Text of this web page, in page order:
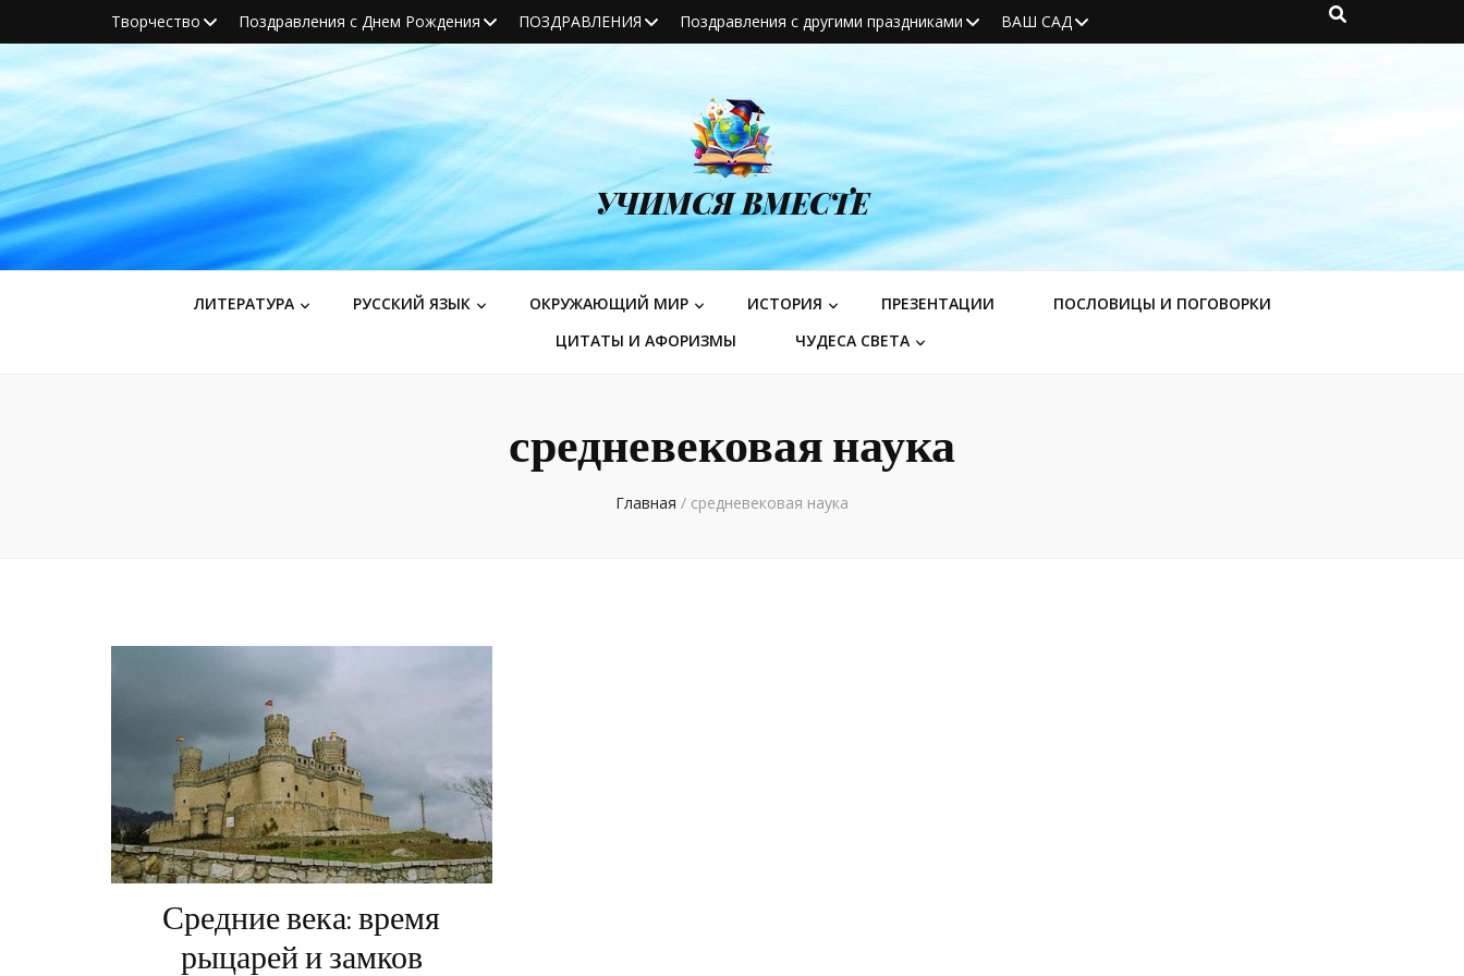
Творчество Поздравления с Днем Рождения ПОЗДРАВЛЕНИЯ Поздравления с другими праздниками ВАШ САД
УЧИМСЯ ВМЕСТЕ
ЛИТЕРАТУРА РУССКИЙ ЯЗЫК ОКРУЖАЮЩИЙ МИР ИСТОРИЯ ПРЕЗЕНТАЦИИ
ПОСЛОВИЦЫ И ПОГОВОРКИ
ЦИТАТЫ И АФОРИЗМЫ
ЧУДЕСА СВЕТА
средневековая наука
Главная / средневековая наука
Средние века: время
рыцарей и замков